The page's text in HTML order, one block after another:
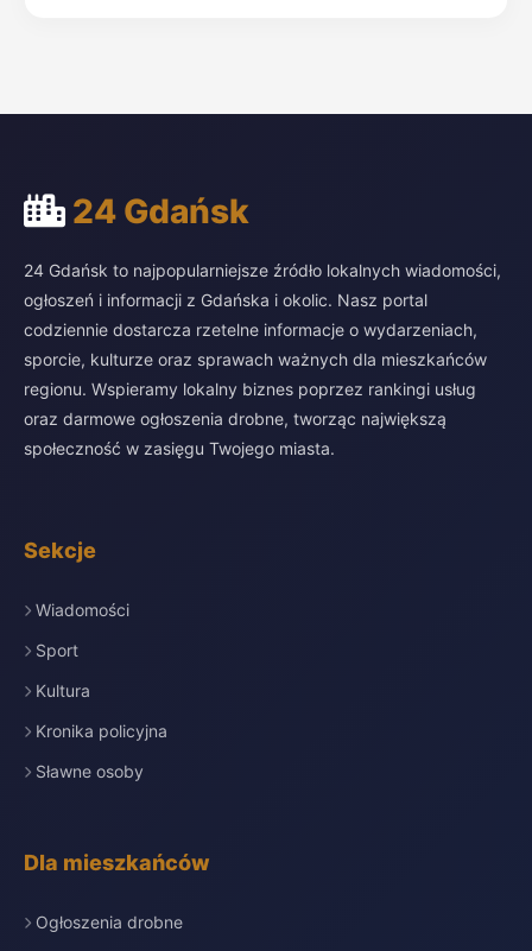
24 Gdańsk
24 Gdańsk to najpopularniejsze źródło lokalnych wiadomości,
ogłoszeń i informacji z Gdańska i okolic. Nasz portal
codziennie dostarcza rzetelne informacje o wydarzeniach,
sporcie, kulturze oraz sprawach ważnych dla mieszkańców
regionu. Wspieramy lokalny biznes poprzez rankingi usług
oraz darmowe ogłoszenia drobne, tworząc największą
społeczność w zasięgu Twojego miasta.
Sekcje
Wiadomości
Sport
Kultura
Kronika policyjna
Sławne osoby
Dla mieszkańców
Ogłoszenia drobne